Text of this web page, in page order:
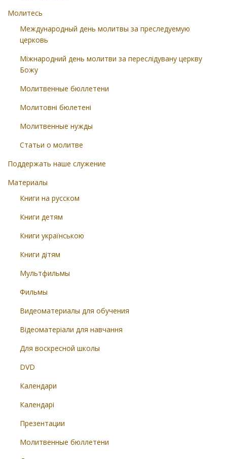
Молитесь
Международный день молитвы за преследуемую
церковь
Міжнародний день молитви за переслідувану церкву
Божу
Молитвенные бюллетени
Молитовні бюлетені
Молитвенные нужды
Статьи о молитве
Поддержать наше служение
Материалы
Книги на русском
Книги детям
Книги українською
Книги дітям
Мультфильмы
Фильмы
Видеоматериалы для обучения
Відеоматеріали для навчання
Для воскресной школы
DVD
Календари
Календарі
Презентации
Молитвенные бюллетени